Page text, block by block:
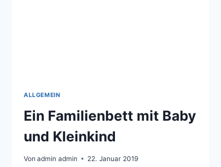
ALLGEMEIN
Ein Familienbett mit Baby
und Kleinkind
Von admin admin 22. Januar 2019